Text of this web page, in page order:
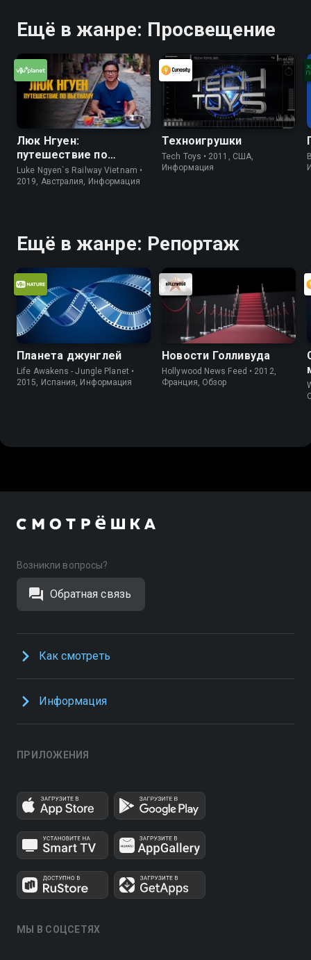
Ещё в жанре: Просвещение
Люк Нгуен:
путешествие по
Вьетнаму
Luke Ngyen`s Railway Vietnam •
2019, Австралия, Информация
Техноигрушки
Tech Toys • 2011, США,
Информация
Ещё в жанре: Репортаж
Планета джунглей
Life Awakens - Jungle Planet •
2015, Испания, Информация
Новости Голливуда
Hollywood News Feed • 2012,
Франция, Обзор
Возникли вопросы?
Обратная связь
Как смотреть
Информация
ПРИЛОЖЕНИЯ
МЫ В СОЦСЕТЯХ